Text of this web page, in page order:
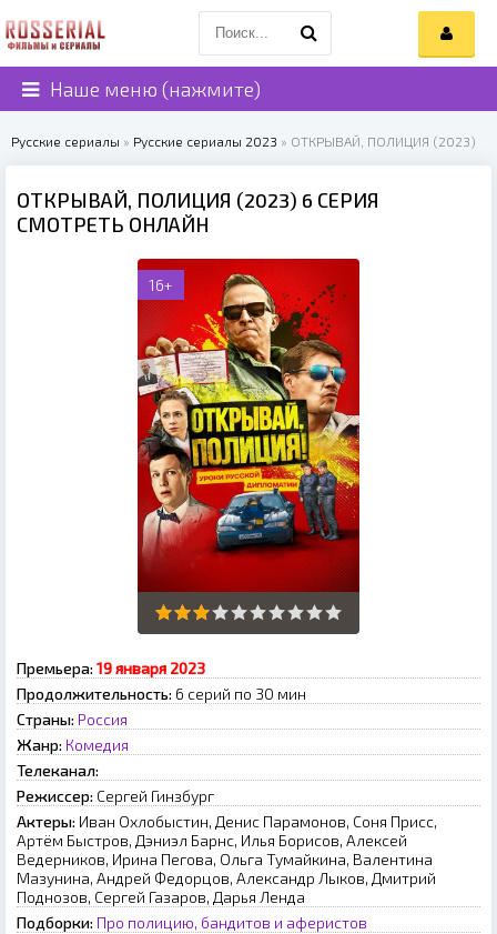
Наше меню (нажмите)
Русские сериалы » Русские сериалы 2023 » ОТКРЫВАЙ, ПОЛИЦИЯ (2023)
ОТКРЫВАЙ, ПОЛИЦИЯ (2023) 6 СЕРИЯ
СМОТРЕТЬ ОНЛАЙН
16+
Премьера: 19 января 2023
Продолжительность: 6 серий по 30 мин
Страны: Россия
Жанр: Комедия
Телеканал:
Режиссер: Сергей Гинзбург
Актеры: Иван Охлобыстин, Денис Парамонов, Соня Присс,
Артём Быстров, Дэниэл Барнс, Илья Борисов, Алексей
Ведерников, Ирина Пегова, Ольга Тумайкина, Валентина
Мазунина, Андрей Федорцов, Александр Лыков, Дмитрий
Поднозов, Сергей Газаров, Дарья Ленда
Подборки: Про полицию, бандитов и аферистов